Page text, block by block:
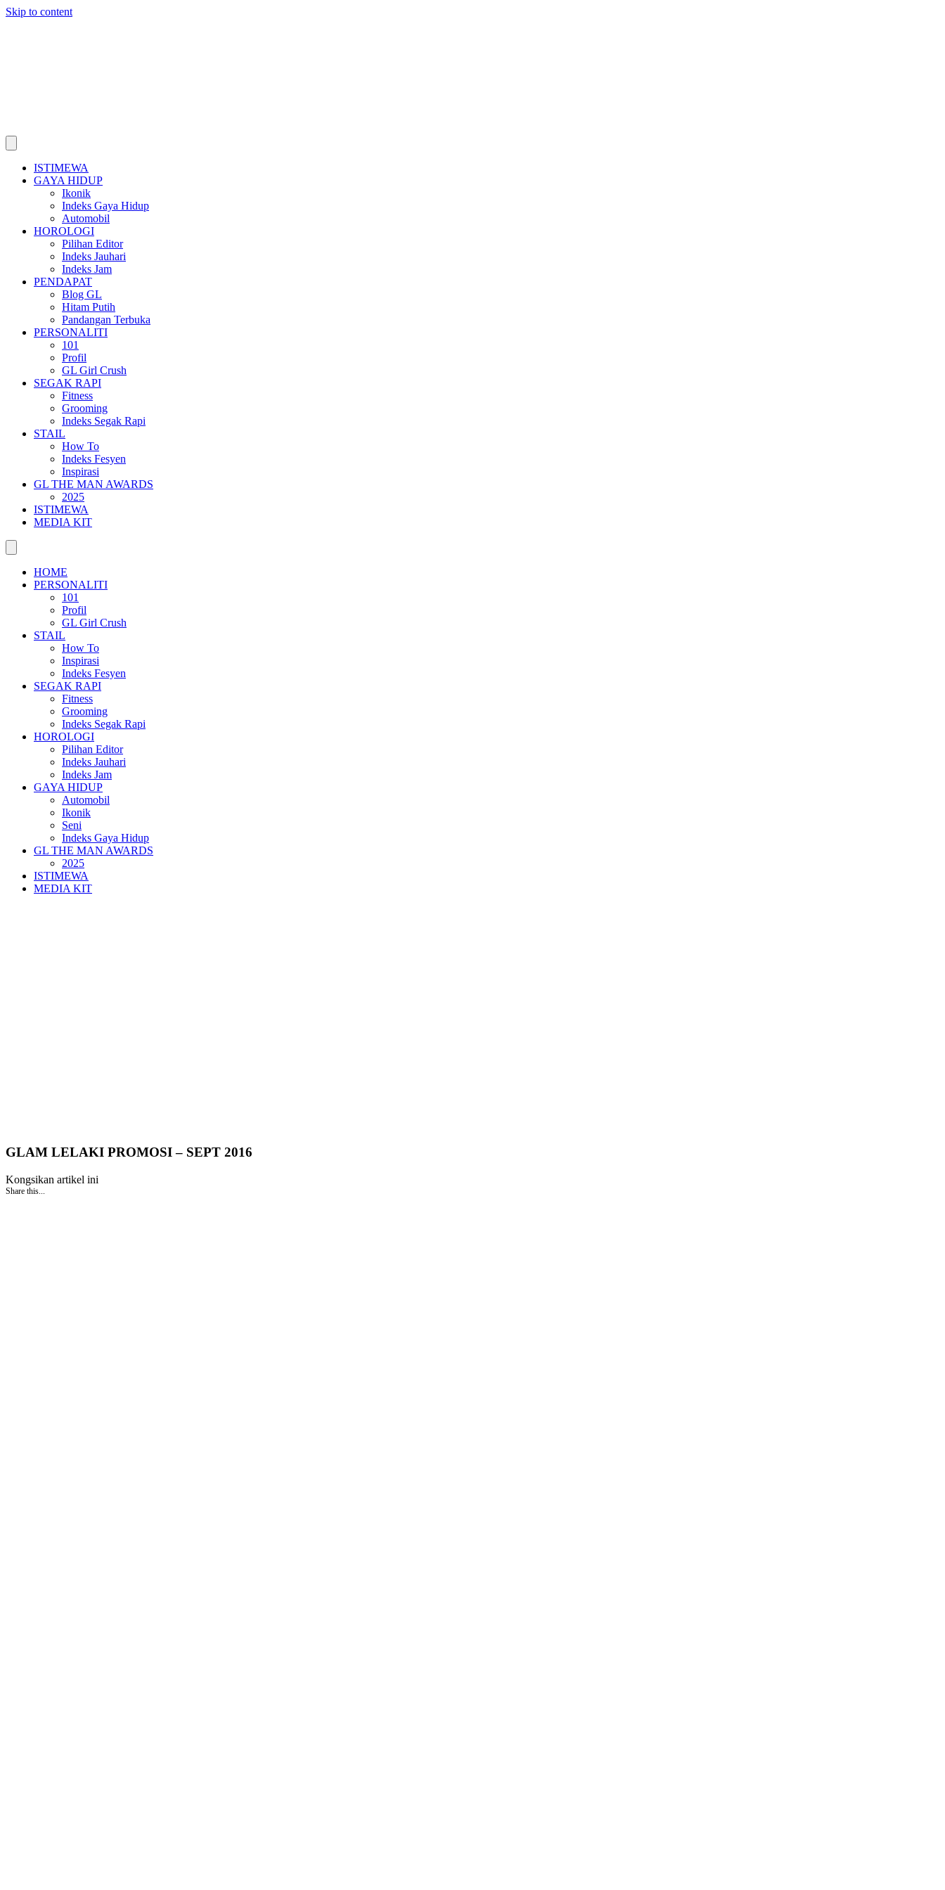
Skip to content
ISTIMEWA
GAYA HIDUP
Ikonik
Indeks Gaya Hidup
Automobil
HOROLOGI
Pilihan Editor
Indeks Jauhari
Indeks Jam
PENDAPAT
Blog GL
Hitam Putih
Pandangan Terbuka
PERSONALITI
101
Profil
GL Girl Crush
SEGAK RAPI
Fitness
Grooming
Indeks Segak Rapi
STAIL
How To
Indeks Fesyen
Inspirasi
GL THE MAN AWARDS
2025
ISTIMEWA
MEDIA KIT
HOME
PERSONALITI
101
Profil
GL Girl Crush
STAIL
How To
Inspirasi
Indeks Fesyen
SEGAK RAPI
Fitness
Grooming
Indeks Segak Rapi
HOROLOGI
Pilihan Editor
Indeks Jauhari
Indeks Jam
GAYA HIDUP
Automobil
Ikonik
Seni
Indeks Gaya Hidup
GL THE MAN AWARDS
2025
ISTIMEWA
MEDIA KIT
GLAM LELAKI PROMOSI – SEPT 2016
Kongsikan artikel ini
Share this...